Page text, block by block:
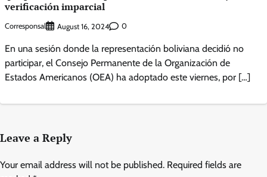
verificación imparcial
Corresponsal August 16, 2024 0
En una sesión donde la representación boliviana decidió no
participar, el Consejo Permanente de la Organización de
Estados Americanos (OEA) ha adoptado este viernes, por […]
Leave a Reply
Your email address will not be published. Required fields are